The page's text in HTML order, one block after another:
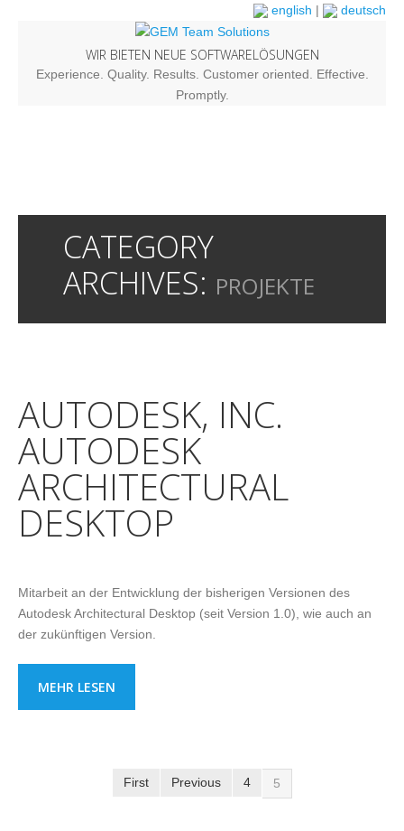
english | deutsch
WIR BIETEN NEUE SOFTWARELÖSUNGEN
Experience. Quality. Results. Customer oriented. Effective.
Promptly.
CATEGORY
ARCHIVES: PROJEKTE
AUTODESK, INC.
AUTODESK
ARCHITECTURAL
DESKTOP
Mitarbeit an der Entwicklung der bisherigen Versionen des
Autodesk Architectural Desktop (seit Version 1.0), wie auch an
der zukünftigen Version.
MEHR LESEN
First Previous 4 5